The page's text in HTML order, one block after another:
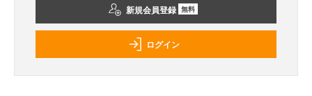
新規会員登録 無料
ログイン